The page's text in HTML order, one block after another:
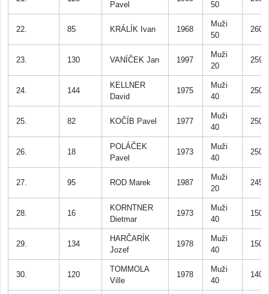
Pavel 50
22. 85 KRÁLÍK Ivan 1968
Muži
50
260
23. 130 VANÍČEK Jan 1997
Muži
20
259
24. 144
KELLNER
David
1975
Muži
40
250
25. 82 KOČÍB Pavel 1977
Muži
40
250
26. 18
POLÁČEK
Pavel
1973
Muži
40
250
27. 95 ROD Marek 1987
Muži
20
245
28. 16
KORNTNER
Dietmar
1973
Muži
40
150
29. 134
HARČARÍK
Jozef
1978
Muži
40
150
30. 120
TOMMOLA
Ville
1978
Muži
40
140